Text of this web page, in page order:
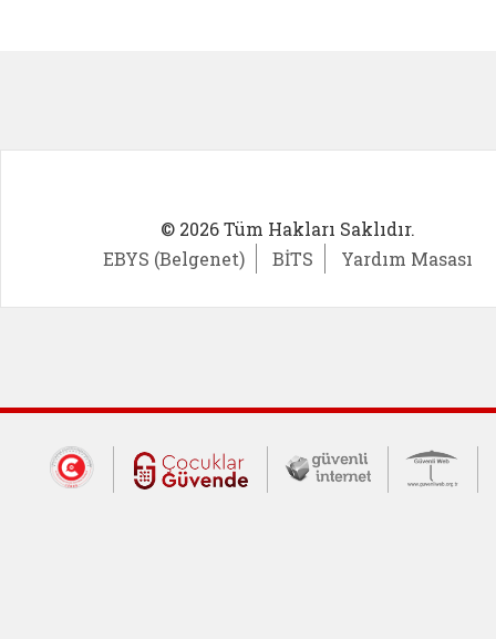
© 2026 Tüm Hakları Saklıdır.
EBYS (Belgenet)
BİTS Yardım Masası
Dış Bağlantılar
Cumhurbaşkanlığı İletişim Merkezi
Çocuklar Güvende (yeni
Güvenli